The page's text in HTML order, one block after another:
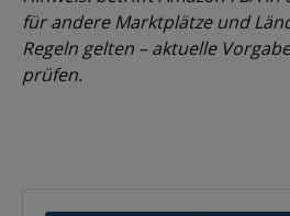
für andere Marktplätze und
Regeln gelten – aktuelle
prüfen.